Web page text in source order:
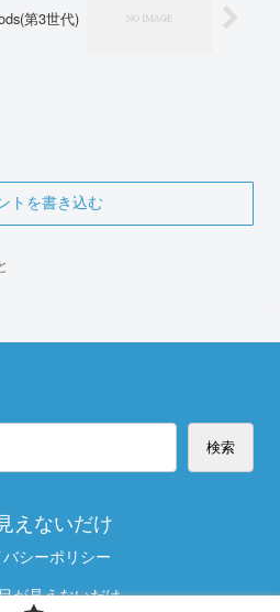
第3世代)
トを書き込む
検索
えないだけ
シーポリシー
が見えないだけ.